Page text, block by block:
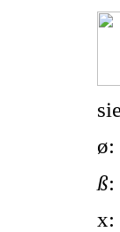
ø:
ß:
x: